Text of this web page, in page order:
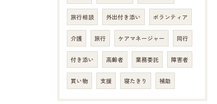
旅行相談 外出付き添い ボランティア
介護 旅行 ケアマネージャー 同行
付き添い 高齢者 業務委託 障害者
買い物 支援 寝たきり 補助